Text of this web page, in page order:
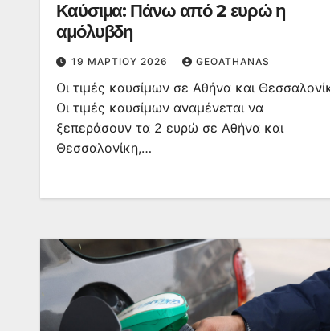
Καύσιμα: Πάνω από 2 ευρώ η
αμόλυβδη
19 ΜΑΡΤΊΟΥ 2026 GEOATHANAS
Οι τιμές καυσίμων σε Αθήνα και
Οι τιμές καυσίμων αναμένεται να
ξεπεράσουν τα 2 ευρώ σε Αθήνα και
Θεσσαλονίκη,…